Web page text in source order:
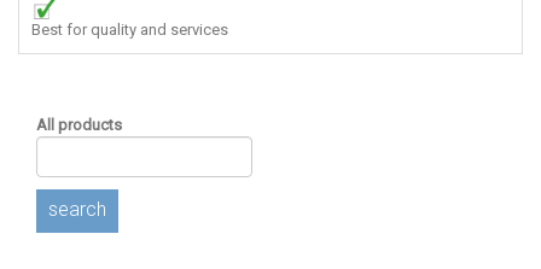
Best for quality and services
All products
search